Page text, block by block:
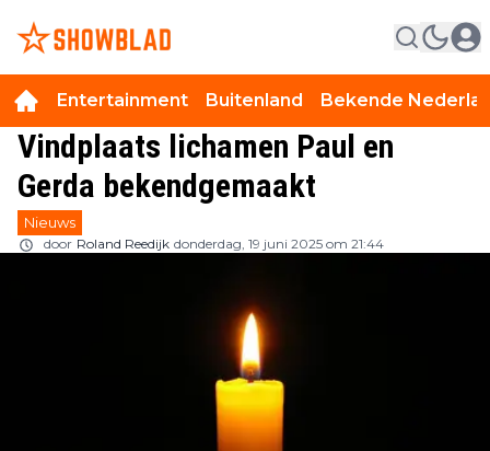
Entertainment Buitenland Bekende
Vindplaats lichamen Paul en
Gerda bekendgemaakt
Nieuws
door Roland Reedijk donderdag, 19 juni 2025 om 21:44